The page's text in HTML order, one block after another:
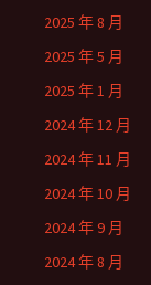
2025 年 8 月
2025 年 5 月
2025 年 1 月
2024 年 12 月
2024 年 11 月
2024 年 10 月
2024 年 9 月
2024 年 8 月